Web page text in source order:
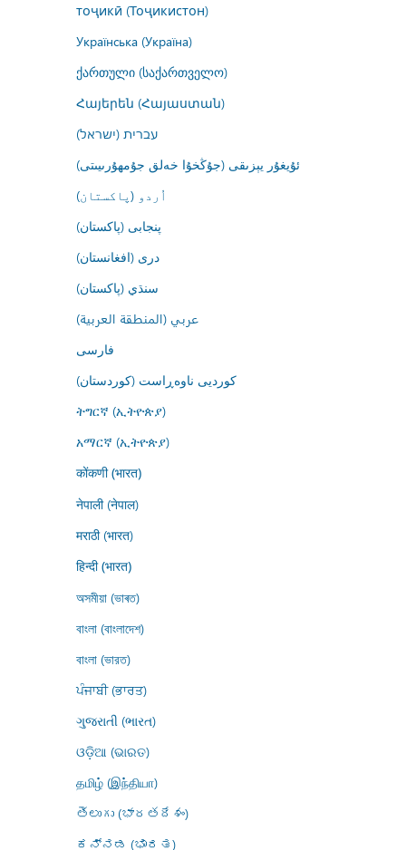
тоҷикӣ (Тоҷикистон)
Українська (Україна)
ქართული (საქართველო)
Հայերեն (Հայաստան)
עברית (ישראל)
ئۇيغۇر يېزىقى (جۇڭخۇا خەلق جۇمھۇرىيىتى)
اُردو (پاکستان)
پنجابی (پاکستان)
درى (افغانستان)
سنڌي (پاکستان)
عربي (المنطقة العربية)
فارسى
کوردیی ناوەڕاست (کوردستان)
ትግርኛ (ኢትዮጵያ)
አማርኛ (ኢትዮጵያ)
कोंकणी (भारत)
नेपाली (नेपाल)
मराठी (भारत)
हिन्दी (भारत)
অসমীয়া (ভাৰত)
বাংলা (বাংলাদেশ)
বাংলা (ভারত)
ਪੰਜਾਬੀ (ਭਾਰਤ)
ગુજરાતી (ભારત)
ଓଡ଼ିଆ (ଭାରତ)
தமிழ் (இந்தியா)
తెలుగు (భారతదేశం)
ಕನ್ನಡ (ಭಾರತ)